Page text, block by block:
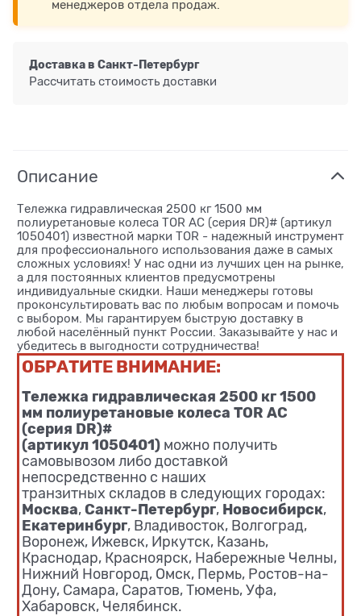
менеджеров отдела продаж.
Доставка в Санкт-Петербург
Рассчитать стоимость доставки
Описание
Тележка гидравлическая 2500 кг 1500 мм
полиуретановые колеса TOR AC (серия DR)# (артикул
1050401) известной марки TOR - надежный инструмент
для профессионального использования даже в самых
сложных условиях! У нас одни из лучших цен на рынке,
а для постоянных клиентов предусмотрены
индивидуальные скидки. Наши менеджеры готовы
проконсультировать вас по любым вопросам и помочь
с выбором. Мы гарантируем быструю доставку в
любой населённый пункт России. Заказывайте у нас и
убедитесь в выгодности сотрудничества!
ОБРАТИТЕ ВНИМАНИЕ:
Тележка гидравлическая 2500 кг 1500
мм полиуретановые колеса TOR AC
(серия DR)#
(артикул 1050401) можно получить
самовывозом либо доставкой
непосредственно с наших
транзитных складов в следующих городах:
Москва, Санкт-Петербург, Новосибирск,
Екатеринбург, Владивосток, Волгоград,
Воронеж, Ижевск, Иркутск, Казань,
Краснодар, Красноярск, Набережные Челны,
Нижний Новгород, Омск, Пермь, Ростов-на-
Дону, Самара, Саратов, Тюмень, Уфа,
Хабаровск, Челябинск.